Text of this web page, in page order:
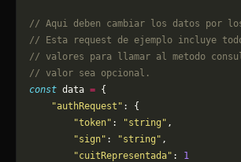
// Aqui deben cambiar los datos por
// Esta request de ejemplo incluye
// valores para llamar al metodo
// valor sea opcional.
const data = {
    "authRequest"
: {
        "token"
: "string" ,
        "sign"
: "string" ,
        "cuitRepresentada"
: 1